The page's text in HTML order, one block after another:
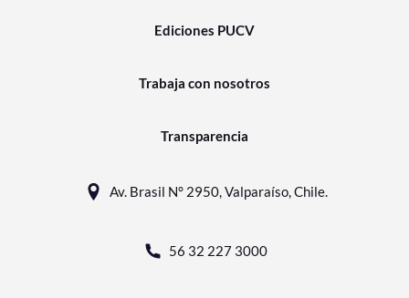
Ediciones PUCV
Trabaja con nosotros
Transparencia
Av. Brasil N° 2950, Valparaíso, Chile.
56 32 227 3000